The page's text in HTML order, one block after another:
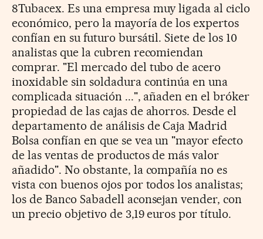
8Tubacex. Es una empresa muy ligada al ciclo
económico, pero la mayoría de los expertos
confían en su futuro bursátil. Siete de los 10
analistas que la cubren recomiendan
comprar. "El mercado del tubo de acero
inoxidable sin soldadura continúa en una
complicada situación ...", añaden en el bróker
propiedad de las cajas de ahorros. Desde el
departamento de análisis de Caja Madrid
Bolsa confían en que se vea un "mayor efecto
de las ventas de productos de más valor
añadido". No obstante, la compañía no es
vista con buenos ojos por todos los analistas;
los de Banco Sabadell aconsejan vender, con
un precio objetivo de 3,19 euros por título.